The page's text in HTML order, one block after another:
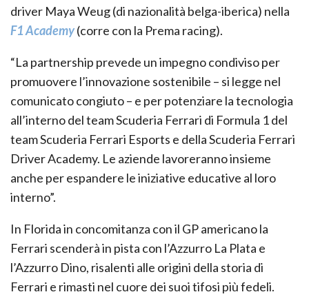
driver Maya Weug (di nazionalità belga-iberica) nella
F1 Academy(corre con la Prema racing).
“La partnership prevede un impegno condiviso per
promuovere l’innovazione sostenibile – si legge nel
comunicato congiuto – e per potenziare la tecnologia
all’interno del team Scuderia Ferrari di Formula 1 del
team Scuderia Ferrari Esports e della Scuderia Ferrari
Driver Academy. Le aziende lavoreranno insieme
anche per espandere le iniziative educative al loro
interno”.
In Florida in concomitanza con il GP americano la
Ferrari scenderà in pista con l’Azzurro La Plata e
l’Azzurro Dino, risalenti alle origini della storia di
Ferrari e rimasti nel cuore dei suoi tifosi più fedeli.